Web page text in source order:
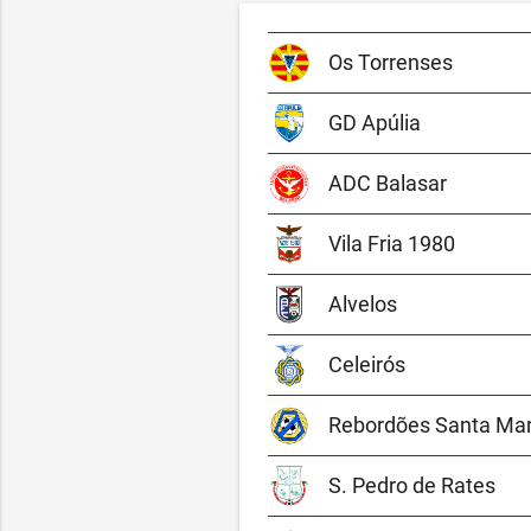
Os Torrenses
GD Apúlia
ADC Balasar
Vila Fria 1980
Alvelos
Celeirós
Rebordões Santa
S. Pedro de Rates